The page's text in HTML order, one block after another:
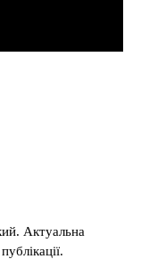
Актуальна